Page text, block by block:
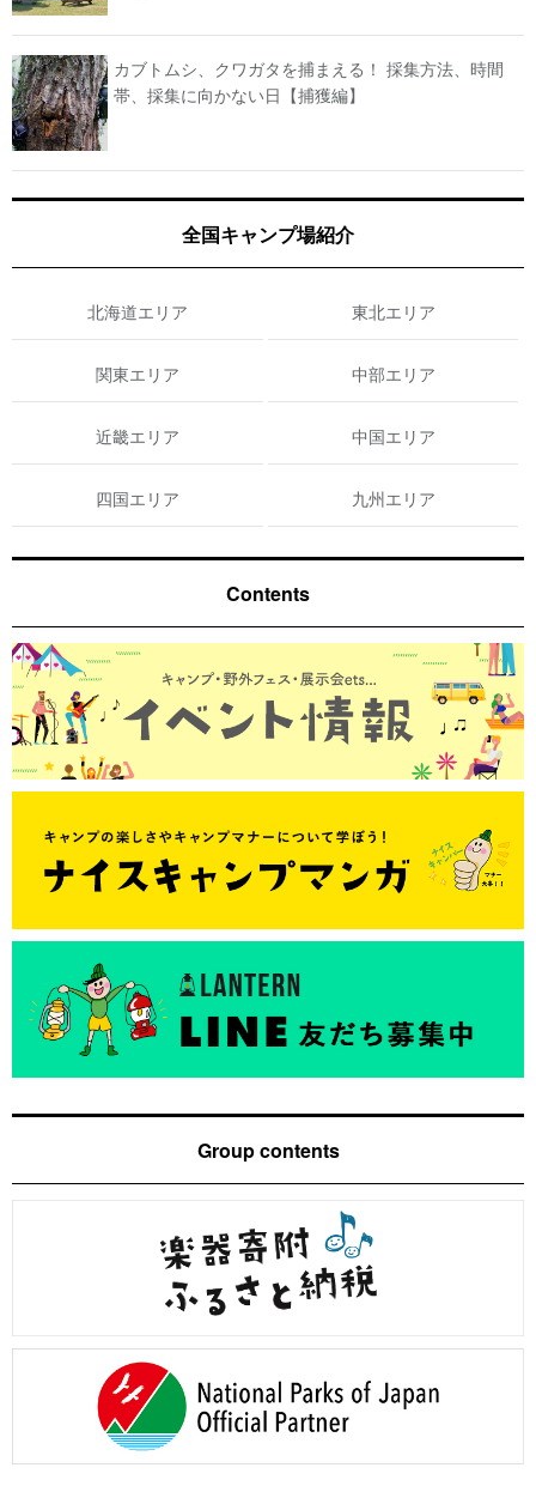
カブトムシ、クワガタを捕まえる！ 採集方法、時間
帯、採集に向かない日【捕獲編】
全国キャンプ場紹介
北海道エリア 東北エリア
関東エリア 中部エリア
近畿エリア 中国エリア
四国エリア 九州エリア
Contents
Group contents